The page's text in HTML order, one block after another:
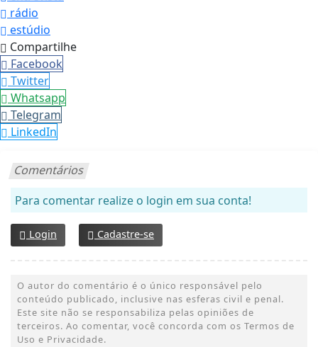
rádio
estúdio
Compartilhe
Facebook
Twitter
Whatsapp
Telegram
LinkedIn
Comentários
Para comentar realize o login em sua conta!
Login Cadastre-se
O autor do comentário é o único responsável pelo
conteúdo publicado, inclusive nas esferas civil e penal.
Este site não se responsabiliza pelas opiniões de
terceiros. Ao comentar, você concorda com os Termos de
Uso e Privacidade.